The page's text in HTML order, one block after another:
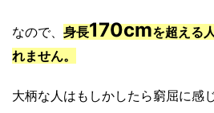
なので、 身長170cmを超える
れません。
大柄な人はもしかしたら窮屈に感